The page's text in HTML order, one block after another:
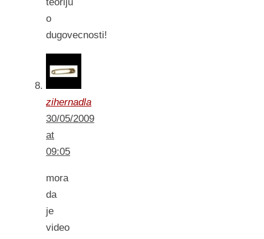
o
dugovecnosti!
zihernadla
30/05/2009
at
09:05
mora
da
je
video